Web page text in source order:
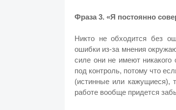
Фраза 3. «Я постоянно
Никто не обходится без
ошибки из-за мнения
силе они не имеют
под контроль, потому что
(истинные или кажущиеся),
работе вообще придется